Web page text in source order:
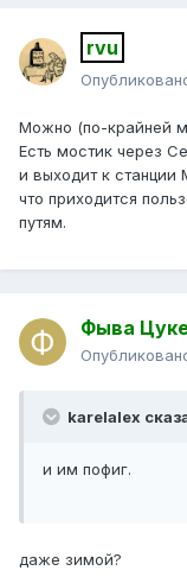
rvu
Можно (по-крайней
Есть мостик через
и выходит к
что приходится
путям.
Фыва
karelalex
и им пофиг.
даже зимой?